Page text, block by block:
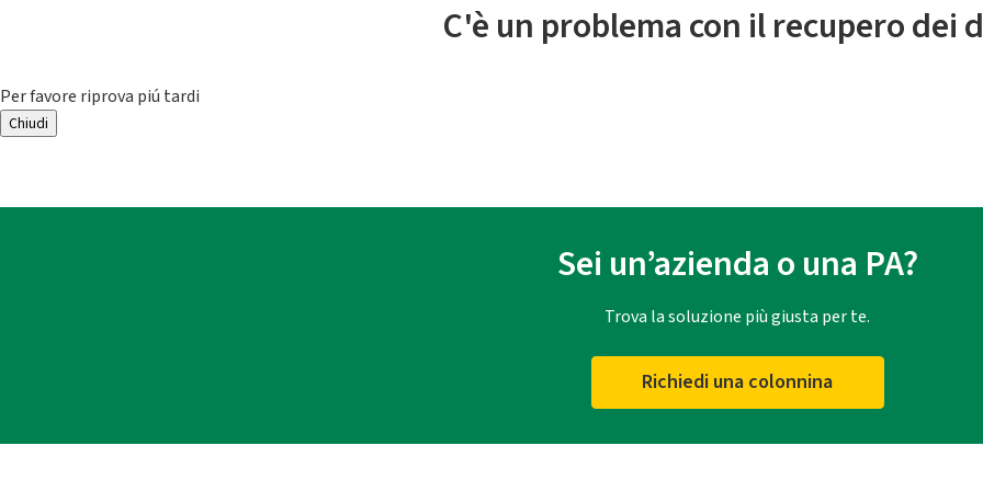
C'è un problema con il recupero dei
Per favore riprova piú tardi
Chiudi
Sei un’azienda o una PA?
Trova la soluzione più giusta per te.
Richiedi una colonnina